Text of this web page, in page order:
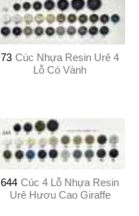
73 Cúc Nhựa Resin Urê 4
Lỗ Có Vành
644 Cúc 4 Lỗ Nhựa Resin
Urê Hươu Cao Giraffe